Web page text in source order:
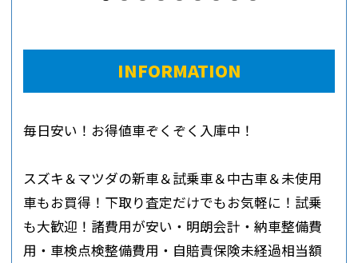
INFORMATION
毎日安い！お得値車ぞくぞく入庫中！
スズキ＆マツダの新車＆試乗車＆中古車＆未使用
車もお買得！下取り査定だけでもお気軽に！試乗
も大歓迎！諸費用が安い・明朗会計・納車整備費
用・車検点検整備費用・自賠責保険未経過相当額